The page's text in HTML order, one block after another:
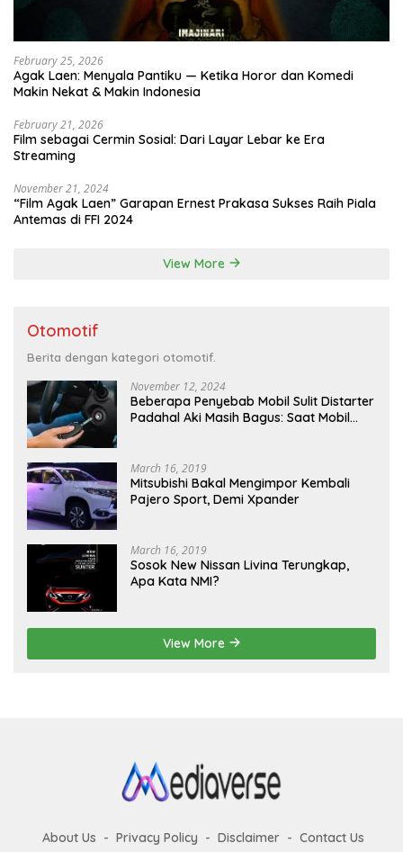
February 25, 2026
Agak Laen: Menyala Pantiku — Ketika Horor dan Komedi
Makin Nekat & Makin Indonesia
February 21, 2026
Film sebagai Cermin Sosial: Dari Layar Lebar ke Era
Streaming
November 21, 2024
“Film Agak Laen” Garapan Ernest Prakasa Sukses Raih Piala
Antemas di FFI 2024
View More
Otomotif
Berita dengan kategori otomotif.
November 12, 2024
Beberapa Penyebab Mobil Sulit Distarter
Padahal Aki Masih Bagus: Saat Mobil
March 16, 2019
Mitsubishi Bakal Mengimpor Kembali
Pajero Sport, Demi Xpander
March 16, 2019
Sosok New Nissan Livina Terungkap,
Apa Kata NMI?
View More
About Us Privacy Policy Disclaimer Contact Us